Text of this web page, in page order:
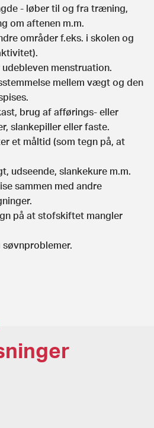
- løber til og fra træning,
om aftenen m.m.
områder f.eks. i skolen og
menstruation.
mellem vægt og den
brug af afførings- eller
slankepiller eller faste.
et måltid (som tegn på, at
udseende, slankekure m.m.
sammen med andre
på at stofskiftet mangler